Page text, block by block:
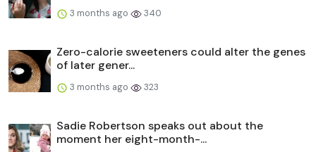
3 months ago 340
Zero-calorie sweeteners could alter the genes
of later gener...
3 months ago 323
Sadie Robertson speaks out about the
moment her eight-month-...